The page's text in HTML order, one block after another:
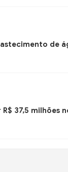
de
37,5 milhões